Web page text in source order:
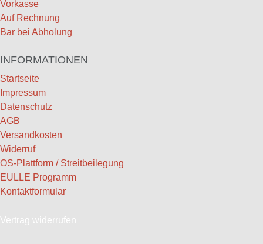
Vorkasse
Auf Rechnung
Bar bei Abholung
INFORMATIONEN
Startseite
Impressum
Datenschutz
AGB
Versandkosten
Widerruf
OS-Plattform / Streitbeilegung
EULLE Programm
Kontaktformular
Vertrag widerrufen